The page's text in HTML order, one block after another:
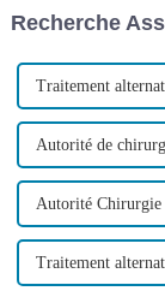
pas faire
Recherche
Traitement
Autorité de
Autorité Chirurgie
Traitement